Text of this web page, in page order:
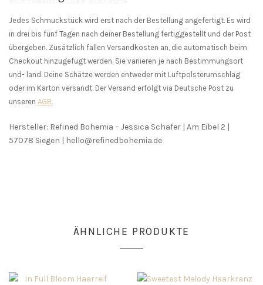
Jedes Schmuckstück wird erst nach der Bestellung angefertigt. Es wird
in drei bis fünf Tagen nach deiner Bestellung fertiggestellt und der Post
übergeben. Zusätzlich fallen Versandkosten an, die automatisch beim
Checkout hinzugefügt werden. Sie variieren je nach Bestimmungsort
und- land. Deine Schätze werden entweder mit Luftpolsterumschlag
oder im Karton versandt. Der Versand erfolgt via Deutsche Post zu
unseren AGB.
Hersteller: Refined Bohemia – Jessica Schäfer | Am Eibel 2 |
57078 Siegen | hello@refinedbohemia.de
ÄHNLICHE PRODUKTE